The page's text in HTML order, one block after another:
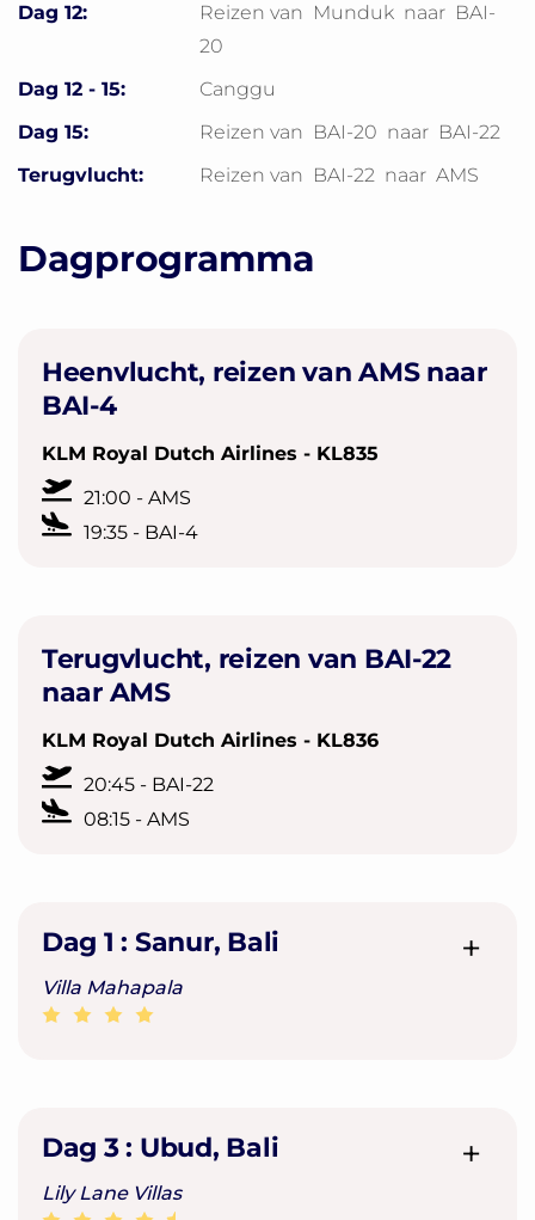
Dag 12:
Reizen van Munduk naar BAI-
20
Dag 12 - 15:
Canggu
Dag 15:
Reizen van BAI-20 naar BAI-22
Terugvlucht:
Reizen van BAI-22 naar AMS
Dagprogramma
Heenvlucht, reizen van AMS naar
BAI-4
KLM Royal Dutch Airlines - KL835
21:00 - AMS
19:35 - BAI-4
Terugvlucht, reizen van BAI-22
naar AMS
KLM Royal Dutch Airlines - KL836
20:45 - BAI-22
08:15 - AMS
Dag 1 : Sanur, Bali
Villa Mahapala
Dag 3 : Ubud, Bali
Lily Lane Villas